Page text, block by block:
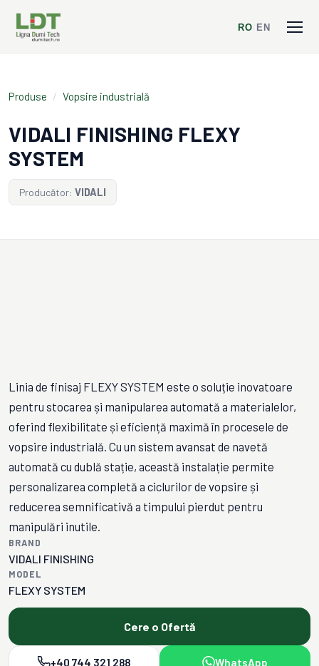
RO EN
Produse / Vopsire industrială
VIDALI FINISHING FLEXY
SYSTEM
Producător: VIDALI
Linia de finisaj FLEXY SYSTEM este o soluție inovatoare
pentru stocarea și manipularea automată a materialelor,
oferind flexibilitate și eficiență maximă în procesele de
vopsire industrială. Cu un sistem avansat de navetă
automată cu dublă stație, această instalație permite
personalizarea completă a ciclurilor de vopsire și
reducerea semnificativă a timpului pierdut pentru
manipulări inutile.
BRAND
VIDALI FINISHING
MODEL
FLEXY SYSTEM
Cere o Ofertă
+40 744 321 288 WhatsApp